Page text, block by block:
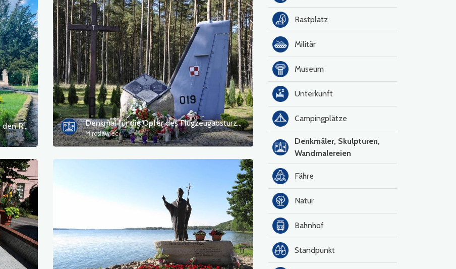
Denkmal für die Kämpfe von 1945 vor den Ruinen des Schlosses in Rynów Denkmal für die Opfer des Flugzeugabsturzes CASA C-295M 019
Mirosławiec
Rastplatz
Militär
Museum
Unterkunft
Campingplätze
Denkmäler, Skulpturen,
Wandmalereien
Fähre
Natur
Bahnhof
Standpunkt